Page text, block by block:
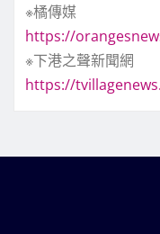
※橘傳媒
https://
※下港之聲新聞網
https://